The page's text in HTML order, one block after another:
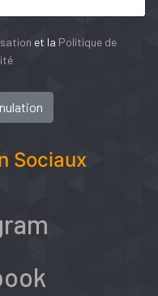
et la Politique de
Sociaux